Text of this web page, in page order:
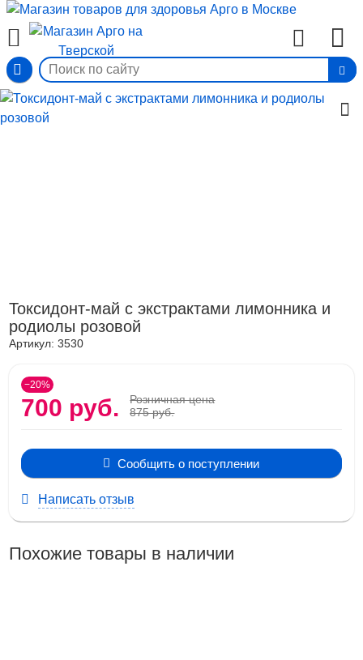
Токсидонт-май с экстрактами лимонника и
родиолы розовой
Артикул:3530
−20%
700 руб.
Розничная цена
875 руб.
Сообщить о поступлении
Написать отзыв
Похожие товары в наличии